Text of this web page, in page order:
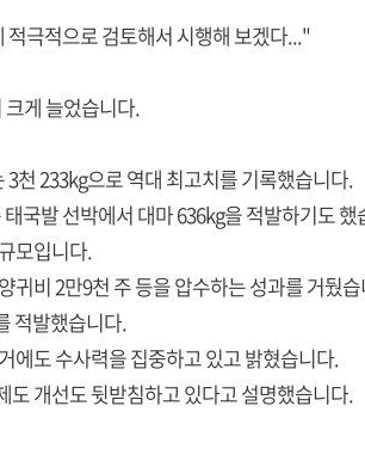
극적으로 검토해서 시행해 보겠다..."
크게 늘었습니다.
천 233kg으로 역대 최고치를 기록했습니다.
국발 선박에서 대마 636kg을 적발하기도 했
모입니다.
귀비 2만9천 주 등을 압수하는 성과를 거뒀
적발했습니다.
에도 수사력을 집중하고 있고 밝혔습니다.
도 개선도 뒷받침하고 있다고 설명했습니다.